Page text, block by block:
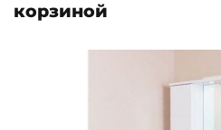
корзиной